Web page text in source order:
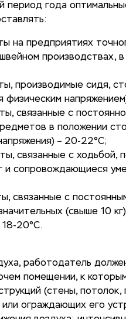
период года
на предприятиях
производствах,
производимые сидя,
связанные с
в положении
– 20-22°С;
связанные с ходьбой,
и сопровождающиеся
связанные с
(свыше 10
18-20°С.
работодатель
помещении, к
(стены, потолок,
или ограждающих его